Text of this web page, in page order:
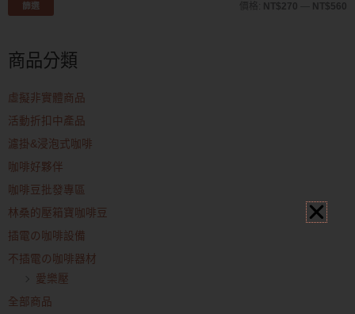
篩選 NT$270 NT$560
商品分類
虛擬非實體商品
活動折扣中產品
濾掛&浸泡式咖啡
咖啡好夥伴
咖啡豆批發專區
林桑的壓箱寶咖啡豆
插電の咖啡設備
不插電の咖啡器材
愛樂壓
全部商品